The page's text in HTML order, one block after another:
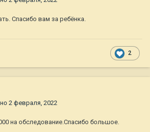
Спасибо вам за ребёнка.
2
2 февраля, 2022
на обследование.Спасибо большое.